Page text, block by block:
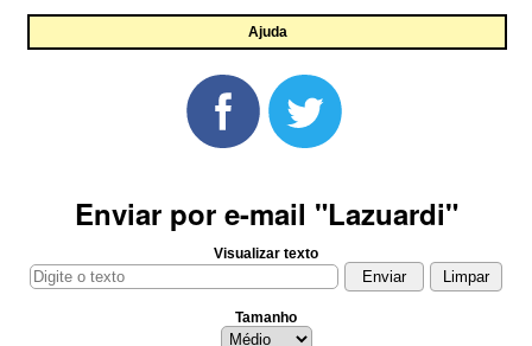
Ajuda
Enviar por e-mail "Lazuardi"
Visualizar texto
Tamanho